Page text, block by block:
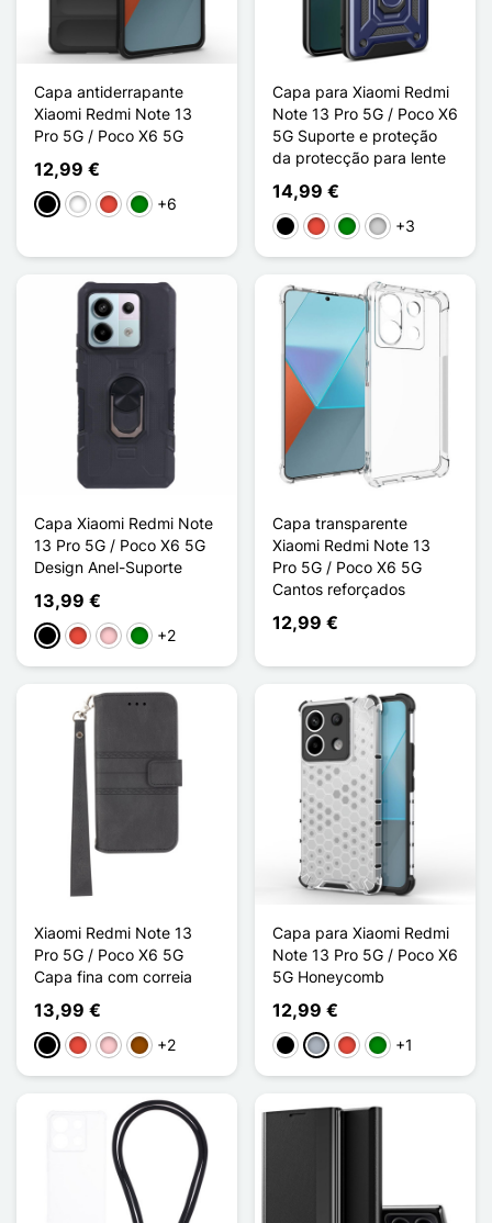
Capa antiderrapante
Xiaomi Redmi Note 13
Pro 5G / Poco X6 5G
12,99 €
PretoBrancoVermelho
Verde
+6
Capa para Xiaomi Redmi
Note 13 Pro 5G / Poco X6
5G Suporte e proteção
da protecção para lente
14,99 €
PretoVermelho
VerdePrata+3
Capa Xiaomi Redmi Note
13 Pro 5G / Poco X6 5G
Design Anel-Suporte
13,99 €
PretoVermelho
RosaVerde
+2
Capa transparente
Xiaomi Redmi Note 13
Pro 5G / Poco X6 5G
Cantos reforçados
12,99 €
Xiaomi Redmi Note 13
Pro 5G / Poco X6 5G
Capa fina com correia
13,99 €
PretoVermelho
RosaCastanho
+2
Capa para Xiaomi Redmi
Note 13 Pro 5G / Poco X6
5G Honeycomb
12,99 €
PretoCinzentoVermelho
Verde
+1